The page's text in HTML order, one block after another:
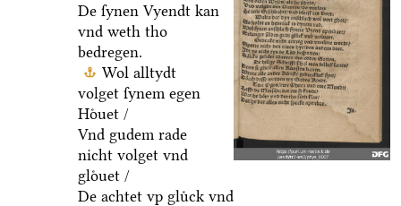
De ſynen Vyendt kan
vnd weth tho
bedregen.
Wol alltydt
volget ſynem egen
Hoͤuet /
Vnd gudem rade
nicht volget vnd
gloͤuet /
De achtet vp gluͤck vnd